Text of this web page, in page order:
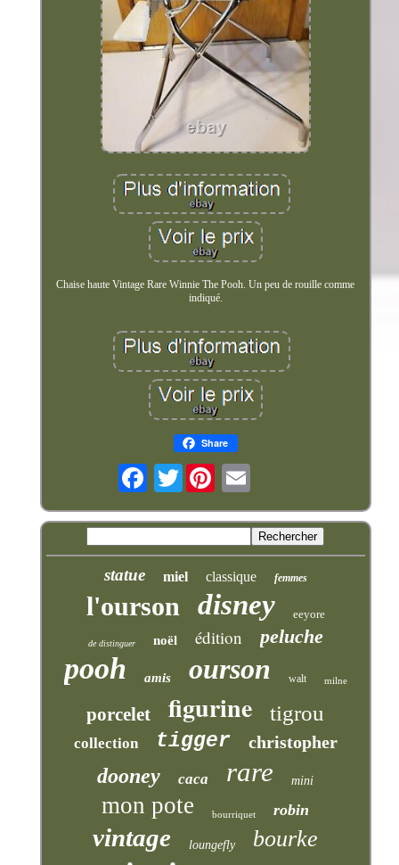
Chaise haute Vintage Rare Winnie The Pooh. Un peu de rouille comme
indiqué.
Share
Twitter
statue miel classique femmes
l'ourson disney eeyore
de distinguer noël édition peluche
pooh amis ourson walt milne
porcelet figurine tigrou
collection tigger christopher
dooney caca rare mini
mon pote bourriquet robin
vintage loungefly bourke